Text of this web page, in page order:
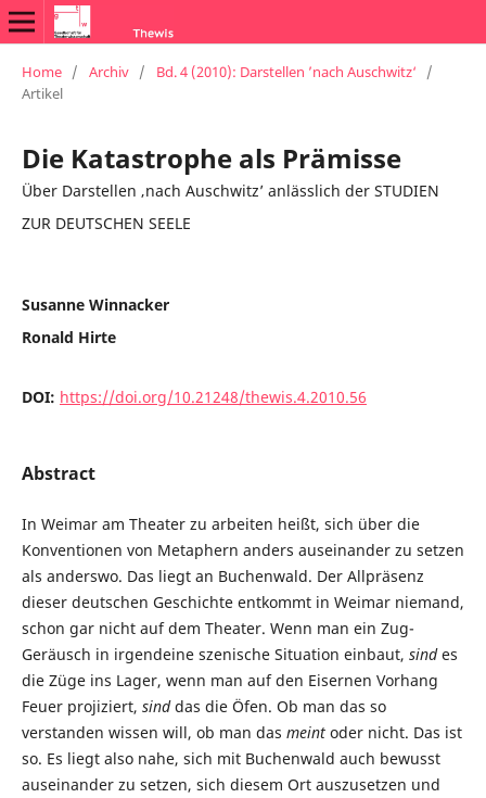
Home / Archiv / Bd. 4 (2010): Darstellen ’nach Auschwitz‘
/
Artikel
Die Katastrophe als Prämisse
Über Darstellen ‚nach Auschwitz’ anlässlich der STUDIEN
ZUR DEUTSCHEN SEELE
Susanne Winnacker
Ronald Hirte
DOI: https://doi.org/10.21248/thewis.4.2010.56
Abstract
In Weimar am Theater zu arbeiten heißt, sich über die
Konventionen von Metaphern anders auseinander zu setzen
als anderswo. Das liegt an Buchenwald. Der Allpräsenz
dieser deutschen Geschichte entkommt in Weimar niemand,
schon gar nicht auf dem Theater. Wenn man ein Zug-
Geräusch in irgendeine szenische Situation einbaut, sindes
die Züge ins Lager, wenn man auf den Eisernen Vorhang
Feuer projiziert, sinddas die Öfen. Ob man das so
verstanden wissen will, ob man das meintoder nicht. Das ist
so. Es liegt also nahe, sich mit Buchenwald auch bewusst
auseinander zu setzen, sich diesem Ort auszusetzen und